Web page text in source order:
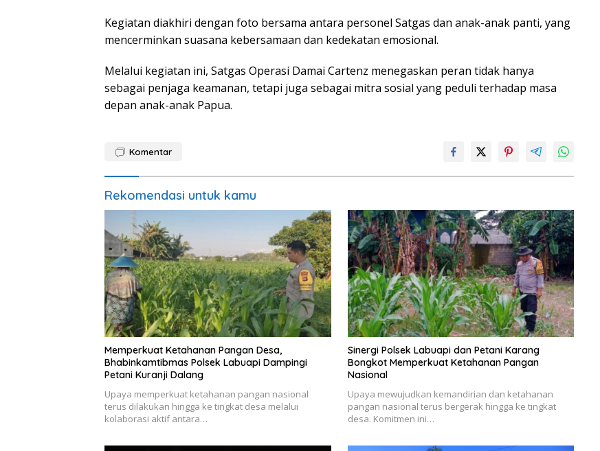
Kegiatan diakhiri dengan foto bersama antara personel Satgas dan anak-anak panti, yang
mencerminkan suasana kebersamaan dan kedekatan emosional.
Melalui kegiatan ini, Satgas Operasi Damai Cartenz menegaskan peran tidak hanya
sebagai penjaga keamanan, tetapi juga sebagai mitra sosial yang peduli terhadap masa
depan anak-anak Papua.
Komentar
Rekomendasi untuk kamu
Memperkuat Ketahanan Pangan Desa,
Bhabinkamtibmas Polsek Labuapi Dampingi
Petani Kuranji Dalang
Upaya memperkuat ketahanan pangan nasional
terus dilakukan hingga ke tingkat desa melalui
kolaborasi aktif antara…
Sinergi Polsek Labuapi dan Petani Karang
Bongkot Memperkuat Ketahanan Pangan
Nasional
Upaya mewujudkan kemandirian dan ketahanan
pangan nasional terus bergerak hingga ke tingkat
desa. Komitmen ini…